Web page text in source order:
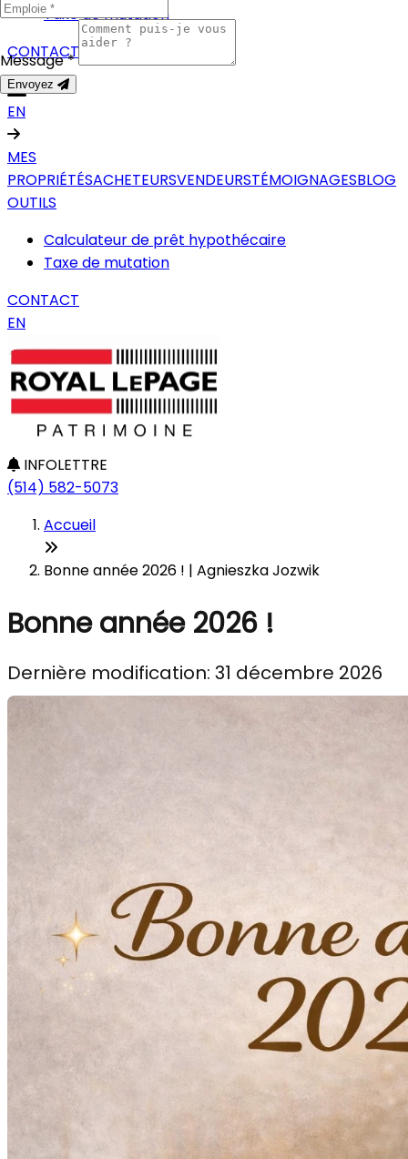
Taxe de mutation
CONTACT
EN
MES
PROPRIÉTÉSACHETEURSVENDEURSTÉMOIGNAGESBLOG
OUTILS
Calculateur de prêt hypothécaire
Taxe de mutation
CONTACT
EN
INFOLETTRE
(514) 582-5073
Accueil
Bonne année 2026 ! | Agnieszka Jozwik
Bonne année 2026 !
Dernière modification: 31 décembre 2026
Message *
Envoyez